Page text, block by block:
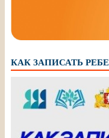
КАК ЗАПИСАТЬ